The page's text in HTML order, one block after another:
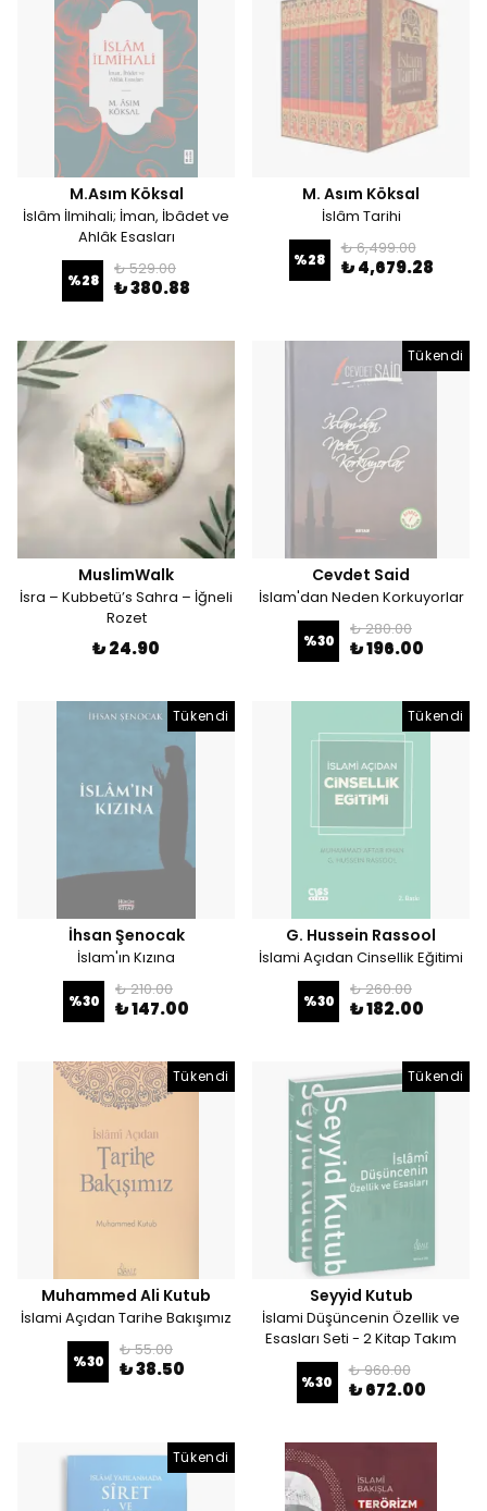
M.Asım Köksal
İslâm İlmihali; İman, İbâdet ve
Ahlâk Esasları
%28
₺ 529.00
₺ 380.88
M. Asım Köksal
İslâm Tarihi
%28
₺ 6,499.00
₺ 4,679.28
MuslimWalk
İsra – Kubbetü’s Sahra – İğneli
Rozet
₺ 24.90
Tükendi
Cevdet Said
İslam'dan Neden Korkuyorlar
%30
₺ 280.00
₺ 196.00
Tükendi
İhsan Şenocak
İslam'ın Kızına
%30
₺ 210.00
₺ 147.00
Tükendi
G. Hussein Rassool
İslami Açıdan Cinsellik Eğitimi
%30
₺ 260.00
₺ 182.00
Tükendi
Muhammed Ali Kutub
İslami Açıdan Tarihe Bakışımız
%30
₺ 55.00
₺ 38.50
Tükendi
Seyyid Kutub
İslami Düşüncenin Özellik ve
Esasları Seti - 2 Kitap Takım
%30
₺ 960.00
₺ 672.00
Tükendi